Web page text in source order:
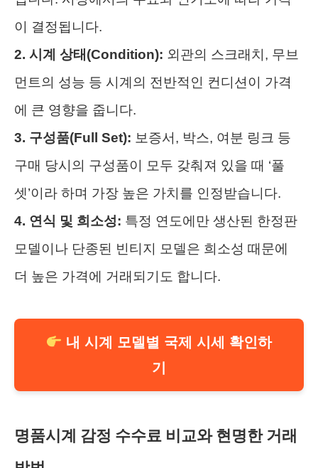
이 결정됩니다.
2. 시계 상태(Condition): 외관의 스크래치, 무브
먼트의 성능 등 시계의 전반적인 컨디션이 가격
에 큰 영향을 줍니다.
3. 구성품(Full Set): 보증서, 박스, 여분 링크 등
구매 당시의 구성품이 모두 갖춰져 있을 때 ‘풀
셋’이라 하며 가장 높은 가치를 인정받습니다.
4. 연식 및 희소성: 특정 연도에만 생산된 한정판
모델이나 단종된 빈티지 모델은 희소성 때문에
더 높은 가격에 거래되기도 합니다.
내 시계 모델별 국제 시세 확인하
기
명품시계 감정 수수료 비교와 현명한 거래